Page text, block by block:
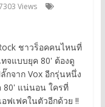
Views
ชาวร็อคคนไหนที่
จแบบยุค 80' ต้องดู
กจาก Vox อีกรุ่นหนึ่ง
80' แน่นอน ใครที่
ฟเฟคในตัวอีกด้วย !!